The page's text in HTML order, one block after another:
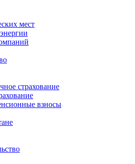
мест
страхование
взносы